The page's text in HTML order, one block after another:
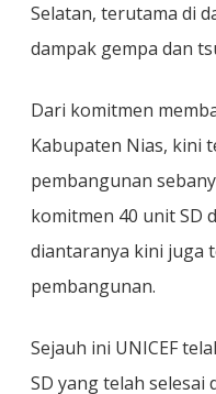
Selatan, terutama di
dampak gempa dan
Dari komitmen
Kabupaten Nias, kini
pembangunan
komitmen 40 unit SD
diantaranya kini juga
pembangunan.
Sejauh ini UNICEF
SD yang telah